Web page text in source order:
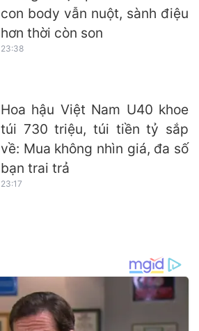
con body vẫn nuột, sành điệu
hơn thời còn son
23:38
Hoa hậu Việt Nam U40 khoe
túi 730 triệu, túi tiền tỷ sắp
về: Mua không nhìn giá, đa số
bạn trai trả
23:17